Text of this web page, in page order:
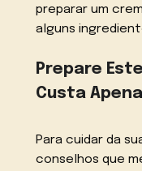
preparar um
alguns
Prepare
Custa
Para cuidar da
conselhos que